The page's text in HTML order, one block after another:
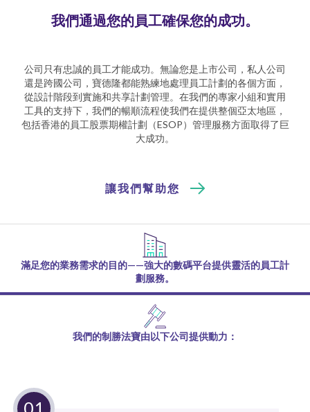
我們通過您的員工確保您的成功。
公司只有忠誠的員工才能成功。無論您是上市公司，私人公司
還是跨國公司，寶德隆都能熟練地處理員工計劃的各個方面，
從設計階段到實施和共享計劃管理。在我們的專家小組和實用
工具的支持下，我們的暢順流程使我們在提供整個亞太地區，
包括香港的員工股票期權計劃（ESOP）管理服務方面取得了巨
大成功。
讓我們幫助您
滿足您的業務需求的目的——強大的數碼平台提供靈活的員工計
劃服務。
我們的制勝法寶由以下公司提供動力：